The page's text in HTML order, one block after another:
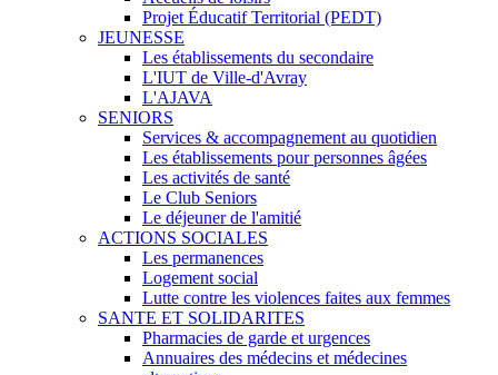
Projet Éducatif Territorial (PEDT)
JEUNESSE
Les établissements du secondaire
L'IUT de Ville-d'Avray
L'AJAVA
SENIORS
Services & accompagnement au quotidien
Les établissements pour personnes âgées
Les activités de santé
Le Club Seniors
Le déjeuner de l'amitié
ACTIONS SOCIALES
Les permanences
Logement social
Lutte contre les violences faites aux femmes
SANTE ET SOLIDARITES
Pharmacies de garde et urgences
Annuaires des médecins et médecines